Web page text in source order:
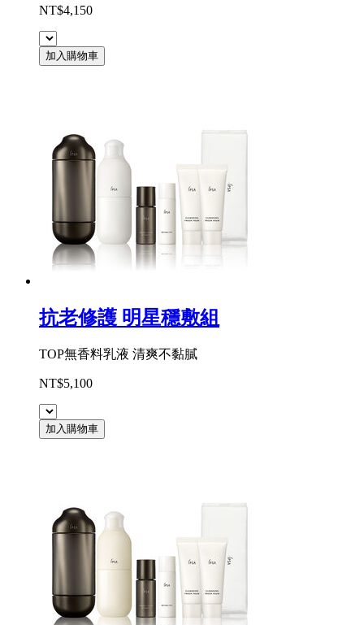
NT$4,150
加入購物車
抗老修護 明星穩敷組
TOP無香料乳液 清爽不黏膩
NT$5,100
加入購物車